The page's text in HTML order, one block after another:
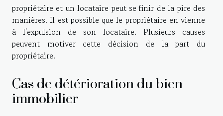
propriétaire et un locataire peut se finir de la pire des
manières. Il est possible que le propriétaire en vienne
à l'expulsion de son locataire. Plusieurs causes
peuvent motiver cette décision de la part du
propriétaire.
Cas de détérioration du bien
immobilier